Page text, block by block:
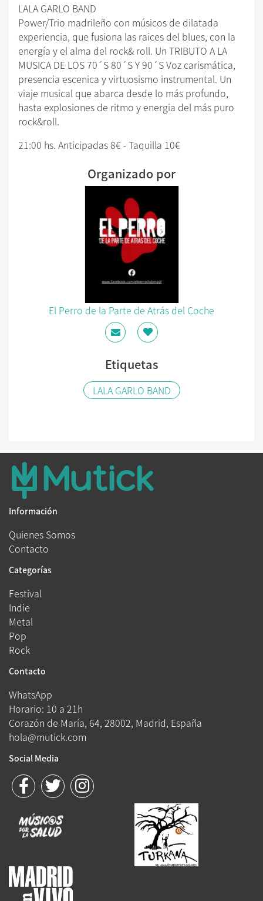
LALA GARLO BAND
Power/Trio madrileño con músicos de dilatada
experiencia, que fusiona las raices del blues, con la
energía y el alma del rock& roll. Un TRIBUTO A LA
MUSICA DE LOS 70´S 80´S Y 90´S Voz carismática,
presencia escenica y virtuosismo instrumental. Un
viaje musical que abarca desde lo más profundo,
hasta explosiones de ritmo y energia del más puro
rock&roll.
21:00 hs. Anticipadas 8€ - Taquilla 10€
Organizado por
El Perro de la Parte de Atrás del Coche
Etiquetas
LALA GARLO BAND
Información
Quienes Somos
Contacto
Categorías
Festival
Indie
Metal
Pop
Rock
Contacto
WhatsApp
Horario: 10 a 21h
Corazón de María, 64, 28002, Madrid, España
hola@mutick.com
Social Media